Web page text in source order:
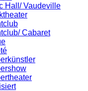
Hall/ Vaudeville
Cabaret